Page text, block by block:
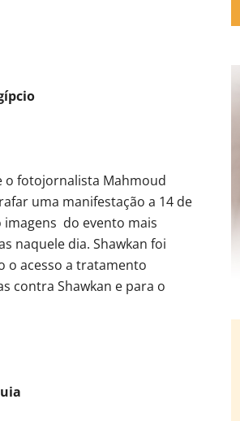
o fotojornalista Mahmoud
uma manifestação a 14 de
do evento mais
naquele dia. Shawkan foi
o acesso a tratamento
contra Shawkan e para o